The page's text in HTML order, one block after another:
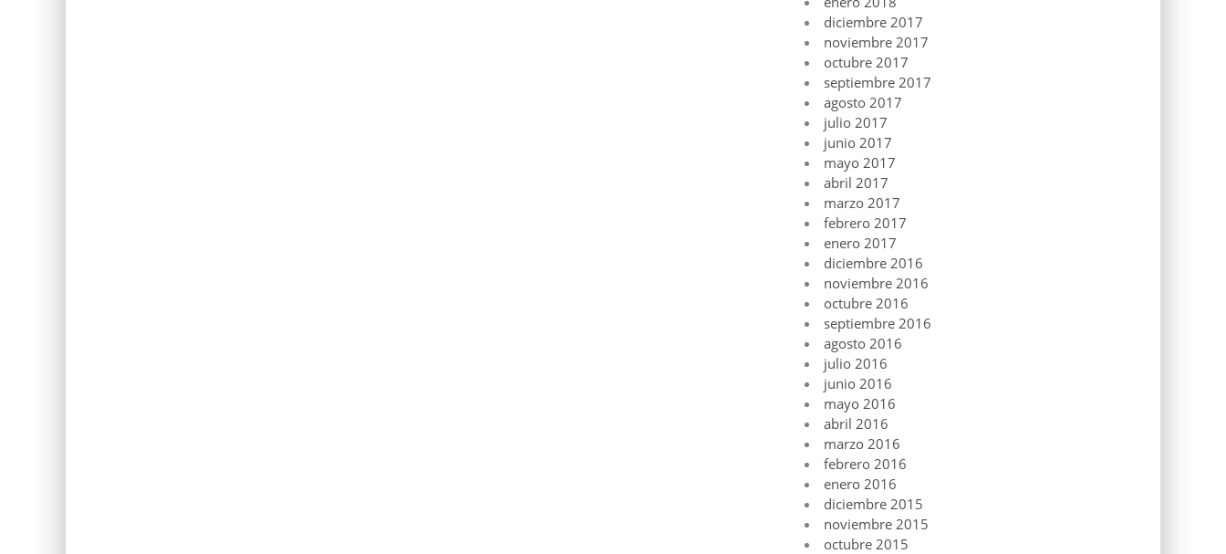
diciembre 2017
noviembre 2017
octubre 2017
septiembre 2017
agosto 2017
julio 2017
junio 2017
mayo 2017
abril 2017
marzo 2017
febrero 2017
enero 2017
diciembre 2016
noviembre 2016
octubre 2016
septiembre 2016
agosto 2016
julio 2016
junio 2016
mayo 2016
abril 2016
marzo 2016
febrero 2016
enero 2016
diciembre 2015
noviembre 2015
octubre 2015